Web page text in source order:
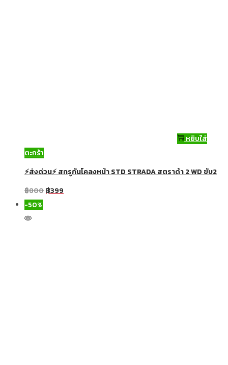
หยิบใส่
ตะกร้า
⚡ส่งด่วน⚡ สกรูกันโคลงหน้า STD STRADA สตราด้า 2 WD ขับ2
฿800฿399
-50%